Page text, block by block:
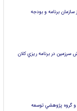
برنامه و بودجه
در برنامه ريزي كلان
و گروه پژوهشي توسعه